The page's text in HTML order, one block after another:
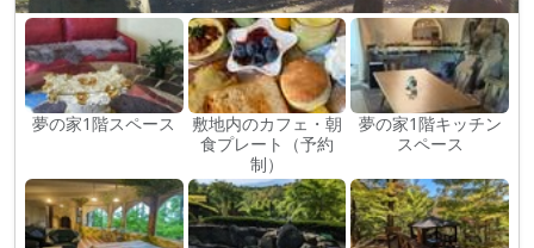
夢の家1階スペース
敷地内のカフェ・朝
食プレート（予約
制）
夢の家1階キッチン
スペース